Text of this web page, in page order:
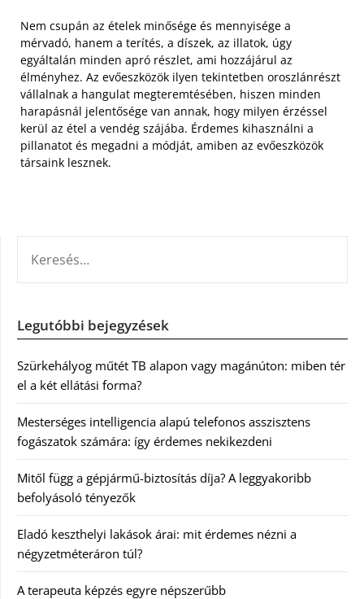
Nem csupán az ételek minősége és mennyisége a
mérvadó, hanem a terítés, a díszek, az illatok, úgy
egyáltalán minden apró részlet, ami hozzájárul az
élményhez. Az evőeszközök ilyen tekintetben oroszlánrészt
vállalnak a hangulat megteremtésében, hiszen minden
harapásnál jelentősége van annak, hogy milyen érzéssel
kerül az étel a vendég szájába. Érdemes kihasználni a
pillanatot és megadni a módját, amiben az evőeszközök
társaink lesznek.
Legutóbbi bejegyzések
Szürkehályog műtét TB alapon vagy magánúton: miben tér
el a két ellátási forma?
Mesterséges intelligencia alapú telefonos asszisztens
fogászatok számára: így érdemes nekikezdeni
Mitől függ a gépjármű-biztosítás díja? A leggyakoribb
befolyásoló tényezők
Eladó keszthelyi lakások árai: mit érdemes nézni a
négyzetméteráron túl?
A terapeuta képzés egyre népszerűbb